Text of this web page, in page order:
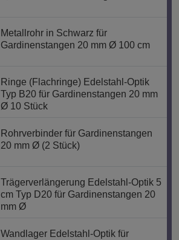
Metallrohr in Schwarz für
Gardinenstangen 20 mm Ø 100 cm
Ringe (Flachringe) Edelstahl-Optik
Typ B20 für Gardinenstangen 20 mm
Ø 10 Stück
Rohrverbinder für Gardinenstangen
20 mm Ø (2 Stück)
Trägerverlängerung Edelstahl-Optik 5
cm Typ D20 für Gardinenstangen 20
mm Ø
Wandlager Edelstahl-Optik für